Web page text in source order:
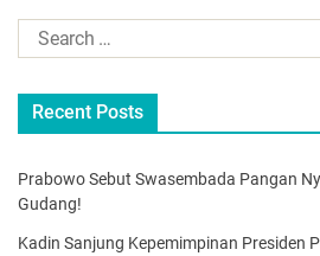
Recent Posts
Prabowo Sebut Swasembada Pangan
Gudang!
Kadin Sanjung Kepemimpinan Presiden